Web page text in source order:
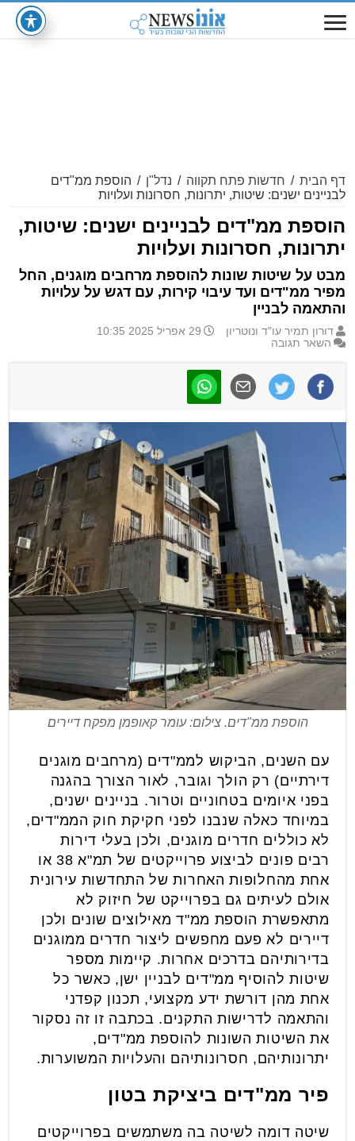
דף הבית / חדשות פתח תקווה / נדל"ן / הוספת ממ"דים
לבניינים ישנים: שיטות, יתרונות, חסרונות ועלויות
הוספת ממ"דים לבניינים ישנים: שיטות,
יתרונות, חסרונות ועלויות
מבט על שיטות שונות להוספת מרחבים מוגנים, החל
מפיר ממ"דים ועד עיבוי קירות, עם דגש על עלויות
והתאמה לבניין
דורון תמיר עו"ד ונוטריון
29 אפריל 2025 10:35
השאר תגובה
הוספת ממ"דים. צילום: עומר קאופמן מפקח דיירים
עם השנים, הביקוש לממ"דים (מרחבים מוגנים
דירתיים) רק הולך וגובר, לאור הצורך בהגנה
בפני איומים בטחוניים וטרור. בניינים ישנים,
במיוחד כאלה שנבנו לפני חקיקת חוק הממ"דים,
לא כוללים חדרים מוגנים, ולכן בעלי דירות
רבים פונים לביצוע פרוייקטים של תמ"א 38 או
אחת מהחלופות האחרות של התחדשות עירונית
אולם לעיתים גם בפרוייקט של חיזוק לא
מתאפשרת הוספת ממ"ד מאילוצים שונים ולכן
דיירים לא פעם מחפשים ליצור חדרים ממוגנים
בדירותיהם בדרכים אחרות. קיימות מספר
שיטות להוסיף ממ"דים לבניין ישן, כאשר כל
אחת מהן דורשת ידע מקצועי, תכנון קפדני
והתאמה לדרישות התקנים. בכתבה זו זה נסקור
את השיטות השונות להוספת ממ"דים,
יתרונותיהם, חסרונותיהם והעלויות המשוערות.
פיר ממ"דים ביציקת בטון
שיטה דומה לשיטה בה משתמשים בפרוייקטים